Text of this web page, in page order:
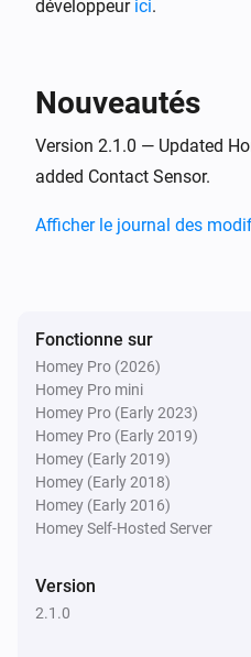
Activé
Désactivé
Akari Downlight
Activé
Akari Downlight
Désactivé
Akari Downlight
Amarant Linear Outdoor
développeur ici.
Nouveautés
Version 2.1.0 — Updated
added Contact Sensor.
Afficher le journal des
Fonctionne sur
Homey Pro (2026)
Homey Pro mini
Homey Pro (Early 2023)
Homey Pro (Early 2019)
Homey (Early 2019)
Homey (Early 2018)
Homey (Early 2016)
Homey Self-Hosted Server
Version
2.1.0